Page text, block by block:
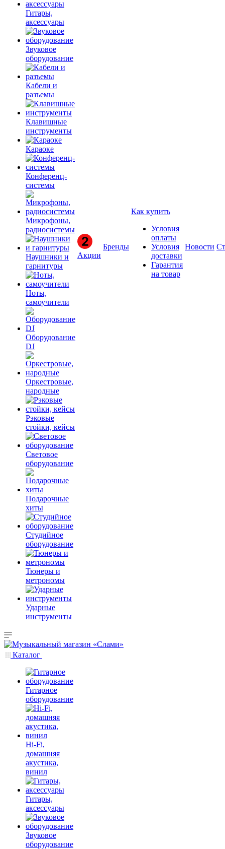
Гитары,
аксессуары
Звуковое
оборудование
Кабели и
разъемы
Клавишные
инструменты
Караоке
Конференц-
системы
Микрофоны,
радиосистемы
Наушники и
гарнитуры
Ноты,
самоучители
Оборудование
DJ
Оркестровые,
народные
Рэковые
стойки, кейсы
Световое
оборудование
Подарочные
хиты
Студийное
оборудование
Тюнеры и
метрономы
Ударные
инструменты
Акции
Бренды
Как купить
Условия
оплаты
Условия
доставки
Гарантия
на товар
Новости
Каталог
Гитарное
оборудование
Hi-Fi,
домашняя
акустика,
винил
Гитары,
аксессуары
Звуковое
оборудование